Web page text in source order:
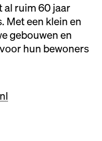
al ruim 60 jaar
Met een klein en
gebouwen en
hun bewoners